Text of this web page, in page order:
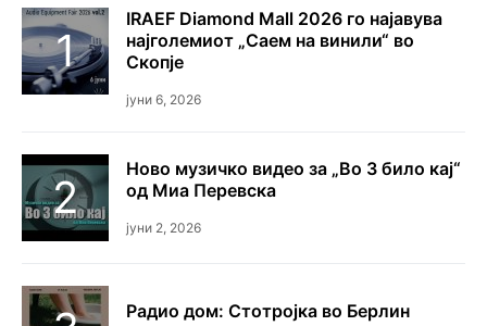
IRAEF Diamond Mall 2026 го најавува
најголемиот „Саем на винили“ во
Скопје
јуни 6, 2026
Ново музичко видео за „Во 3 било кај“
од Миа Перевска
јуни 2, 2026
Радио дом: Стотројка во Берлин